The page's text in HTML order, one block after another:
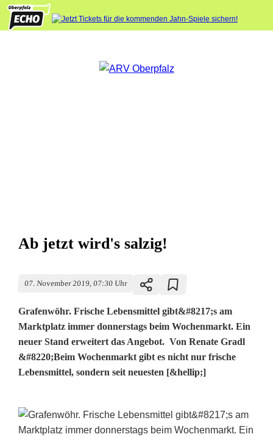
Ab jetzt wird's salzig!
07. November 2019, 07:30 Uhr
Grafenwöhr. Frische Lebensmittel gibt&#8217;s am
Marktplatz immer donnerstags beim Wochenmarkt. Ein
neuer Stand erweitert das Angebot. Von Renate Gradl
&#8220;Beim Wochenmarkt gibt es nicht nur frische
Lebensmittel, sondern seit neuesten [&hellip;]